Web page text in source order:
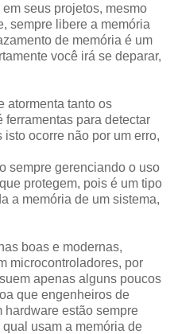
seus projetos, mesmo
sempre libere a memória
de memória é um
você irá se deparar,
atormenta tanto os
ferramentas para detectar
ocorre não por um erro,
sempre gerenciando o uso
protegem, pois é um tipo
a memória de um sistema,
boas e modernas,
microcontroladores, por
apenas alguns poucos
que engenheiros de
hardware estão sempre
usam a memória de